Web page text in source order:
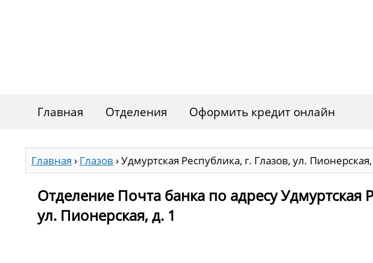
Главная Отделения Оформить кредит онлайн
Главная › Глазов ›Удмуртская Республика, г. Глазов, ул. Пионерская,
Отделение Почта банка по адресу Удмуртская
ул. Пионерская, д. 1